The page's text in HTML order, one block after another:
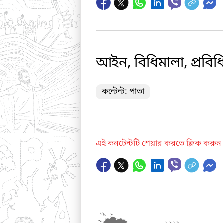
আইন, বিধিমালা,
কন্টেন্ট: পাতা
এই কনটেন্টটি শেয়ার করতে ক্লিক করুন